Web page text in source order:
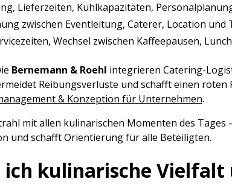
Lieferzeiten, Kühlkapazitäten,
zwischen Eventleitung, Caterer, Location und
Wechsel zwischen Kaffeepausen,
Bernemann & Roehl integrieren Catering-
Reibungsverluste und schafft einen roten
& Konzeption für Unternehmen.
mit allen kulinarischen Momenten des
und schafft Orientierung für alle Beteiligten.
ich kulinarische Vielfalt